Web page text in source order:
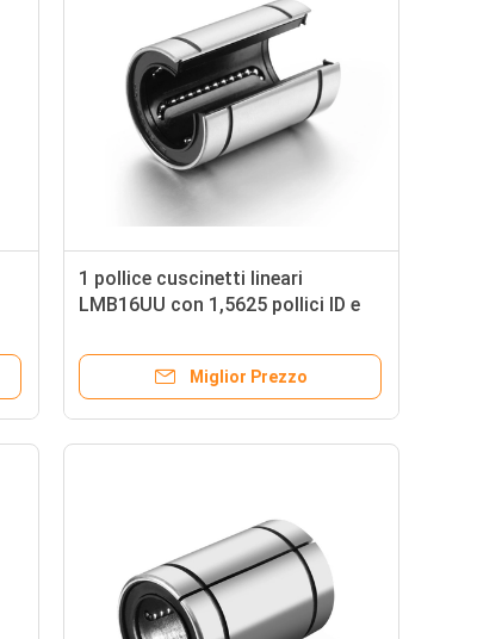
1 pollice cuscinetti lineari
LMB16UU con 1,5625 pollici ID e
Miglior Prezzo